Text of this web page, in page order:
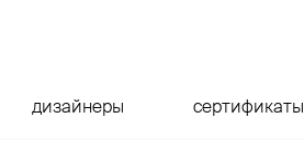
дизайнеры сертификаты